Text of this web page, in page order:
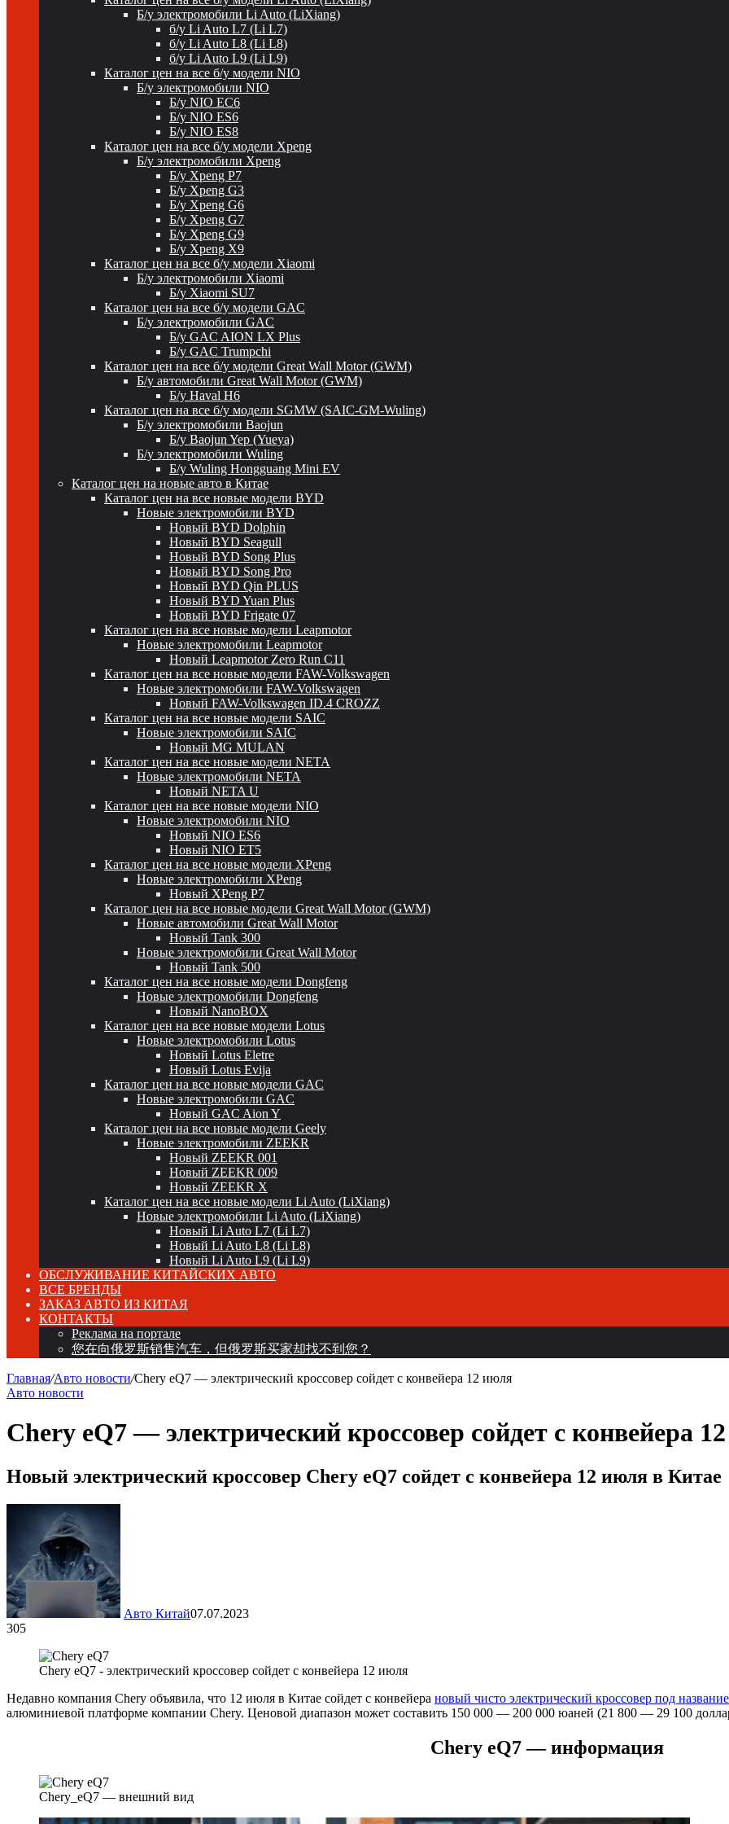
Б/у электромобили Li Auto (LiXiang)
б/у Li Auto L7 (Li L7)
б/у Li Auto L8 (Li L8)
б/у Li Auto L9 (Li L9)
Каталог цен на все б/у модели NIO
Б/у электромобили NIO
Б/у NIO EC6
Б/у NIO ES6
Б/у NIO ES8
Каталог цен на все б/у модели Xpeng
Б/у электромобили Xpeng
Б/у Xpeng P7
Б/у Xpeng G3
Б/у Xpeng G6
Б/у Xpeng G7
Б/у Xpeng G9
Б/у Xpeng X9
Каталог цен на все б/у модели Xiaomi
Б/у электромобили Xiaomi
Б/у Xiaomi SU7
Каталог цен на все б/у модели GAC
Б/у электромобили GAC
Б/у GAC AION LX Plus
Б/у GAC Trumpchi
Каталог цен на все б/у модели Great Wall Motor (GWM)
Б/у автомобили Great Wall Motor (GWM)
Б/у Haval H6
Каталог цен на все б/у модели SGMW (SAIC-GM-Wuling)
Б/у электромобили Baojun
Б/у Baojun Yep (Yueya)
Б/у электромобили Wuling
Б/у Wuling Hongguang Mini EV
Каталог цен на новые авто в Китае
Каталог цен на все новые модели BYD
Новые электромобили BYD
Новый BYD Dolphin
Новый BYD Seagull
Новый BYD Song Plus
Новый BYD Song Pro
Новый BYD Qin PLUS
Новый BYD Yuan Plus
Новый BYD Frigate 07
Каталог цен на все новые модели Leapmotor
Новые электромобили Leapmotor
Новый Leapmotor Zero Run C11
Каталог цен на все новые модели FAW-Volkswagen
Новые электромобили FAW-Volkswagen
Новый FAW-Volkswagen ID.4 CROZZ
Каталог цен на все новые модели SAIC
Новые электромобили SAIC
Новый MG MULAN
Каталог цен на все новые модели NETA
Новые электромобили NETA
Новый NETA U
Каталог цен на все новые модели NIO
Новые электромобили NIO
Новый NIO ES6
Новый NIO ET5
Каталог цен на все новые модели XPeng
Новые электромобили XPeng
Новый XPeng P7
Каталог цен на все новые модели Great Wall Motor (GWM)
Новые автомобили Great Wall Motor
Новый Tank 300
Новые электромобили Great Wall Motor
Новый Tank 500
Каталог цен на все новые модели Dongfeng
Новые электромобили Dongfeng
Новый NanoBOX
Каталог цен на все новые модели Lotus
Новые электромобили Lotus
Новый Lotus Eletre
Новый Lotus Evija
Каталог цен на все новые модели GAC
Новые электромобили GAC
Новый GAC Aion Y
Каталог цен на все новые модели Geely
Новые электромобили ZEEKR
Новый ZEEKR 001
Новый ZEEKR 009
Новый ZEEKR X
Каталог цен на все новые модели Li Auto (LiXiang)
Новые электромобили Li Auto (LiXiang)
Новый Li Auto L7 (Li L7)
Новый Li Auto L8 (Li L8)
Новый Li Auto L9 (Li L9)
ОБСЛУЖИВАНИЕ КИТАЙСКИХ АВТО
ВСЕ БРЕНДЫ
ЗАКАЗ АВТО ИЗ КИТАЯ
КОНТАКТЫ
Реклама на портале
您在向俄罗斯销售汽车，但俄罗斯买家却找不到您？
Главная/Авто новости/Chery eQ7 — электрический кроссовер сойдет с конвейера 12 июля
Авто новости
Chery eQ7 — электрический кроссовер сойдет с конвейера
Новый электрический кроссовер Chery eQ7 сойдет с конвейера 12 июля в Китае
Авто Китай07.07.2023
305
Chery eQ7 - электрический кроссовер сойдет с конвейера 12 июля
Недавно компания Chery объявила, что 12 июля в Китае сойдет с конвейера новый чисто электрический кроссовер под
алюминиевой платформе компании Chery. Ценовой диапазон может составить 150 000 — 200 000 юаней (21 800 — 29 100
Chery eQ7 — информация
Chery_eQ7 — внешний вид